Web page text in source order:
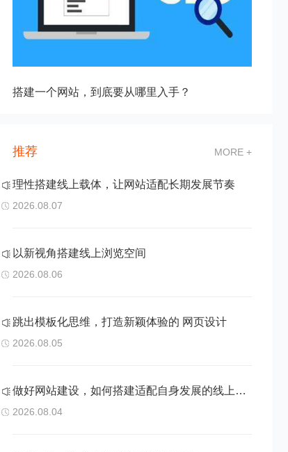
搭建一个网站，到底要从哪里入手？
推荐 MORE +
理性搭建线上载体，让网站适配长期发展节奏
2026.08.07
以新视角搭建线上浏览空间
2026.08.06
跳出模板化思维，打造新颖体验的 网页设计
2026.08.05
做好网站建设，如何搭建适配自身发展的线上阵地
2026.08.04